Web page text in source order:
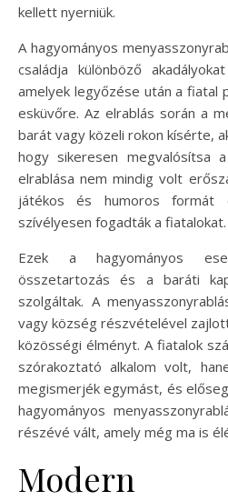
kellett nyerniük.
A hagyományos
családja különböző
amelyek legyőzése után a fiatal
esküvőre. Az elrablás során a
barát vagy közeli rokon kísérte,
hogy sikeresen megvalósítsa
elrablása nem mindig volt
játékos és humoros formát
szívélyesen fogadták a fiatalokat.
Ezek a hagyományos
összetartozás és a baráti
szolgáltak. A
vagy község részvételével
közösségi élményt. A fiatalok
szórakoztató alkalom volt,
megismerjék egymást, és
hagyományos
részévé vált, amely még ma is
Modern